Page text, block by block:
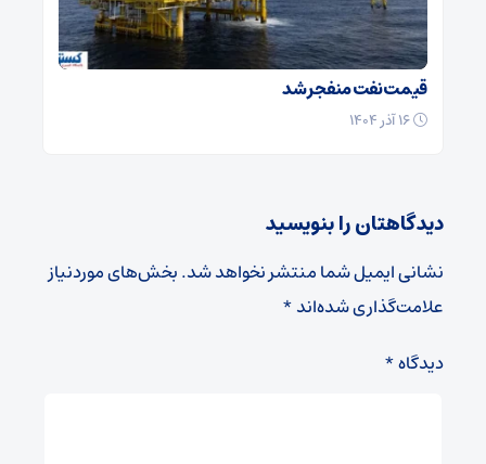
قیمت نفت منفجر شد
دیدگاهتان را بنویسید
نشانی ایمیل شما منتشر نخواهد شد.بخش‌های موردنیاز
علامت‌گذاری شده‌اند*
دیدگاه*